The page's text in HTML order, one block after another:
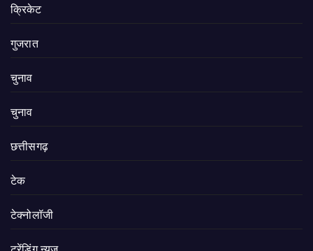
क्रिकेट
गुजरात
चुनाव
चुनाव
छत्तीसगढ़
टेक
टेक्नोलॉजी